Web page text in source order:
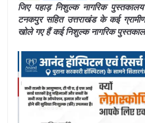
जिए पहाड़ निशुल्क नागरिक
टनकपुर सहित उत्तराखंड के कई
खोले गए हैं कई निशुल्क नागरिक